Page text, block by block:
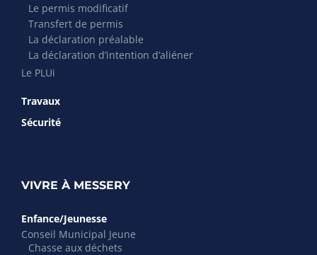
Le permis modificatif
Transfert de permis
La déclaration préalable
La déclaration d’intention d’aliéner
Le PLUi
Travaux
Sécurité
VIVRE À MESSERY
Enfance/Jeunesse
Conseil Municipal Jeune
Chasse aux déchets